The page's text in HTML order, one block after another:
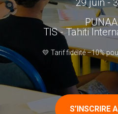
29 juin -
TIS - Tahiti
💛 Tarif fidélité –10%
S’INSCRIRE